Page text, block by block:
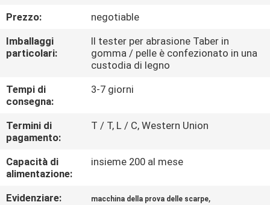
CONTROLLO
DI
QUALITÀ
CONTATTICI
NOTIZIE
RICHIEDA
UNA
Prezzo:
negotiable
Imballaggi
particolari:
Il tester per abrasione Taber in
gomma / pelle è confezionato in una
custodia di legno
Tempi di
consegna:
3-7 giorni
Termini di
pagamento:
T / T, L / C, Western Union
Capacità di
alimentazione:
insieme 200 al mese
Evidenziare: macchina della prova delle scarpe,